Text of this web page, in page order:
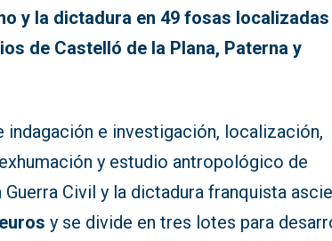
y la dictadura en 49 fosas localizadas
de Castelló de la Plana, Paterna y
indagación e investigación, localización,
y estudio antropológico de
Civil y la dictadura franquista
y se divide en tres lotes para